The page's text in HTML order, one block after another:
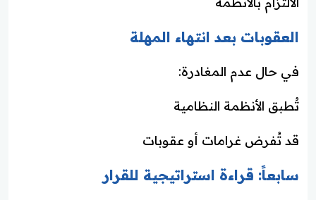
العقوبات بعد انتهاء المهلة
في حال عدم المغادرة:
تُطبق الأنظمة النظامية
قد تُفرض غرامات أو عقوبات
سابعاً: قراءة استراتيجية للقرار